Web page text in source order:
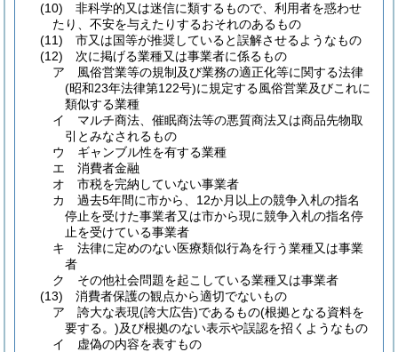
(10)
非科学的又は迷信に類するもので、利用者を惑わせ
たり、不安を与えたりするおそれのあるもの
(11)
市又は国等が推奨していると誤解させるようなもの
(12)
次に掲げる業種又は事業者に係るもの
ア
風俗営業等の規制及び業務の適正化等に関する法律
(昭和23年法律第122号)に規定する風俗営業及びこれに
類似する業種
イ
マルチ商法、催眠商法等の悪質商法又は商品先物取
引とみなされるもの
ウ
ギャンブル性を有する業種
エ
消費者金融
オ
市税を完納していない事業者
カ
過去5年間に市から、12か月以上の競争入札の指名
停止を受けた事業者又は市から現に競争入札の指名停
止を受けている事業者
キ
法律に定めのない医療類似行為を行う業種又は事業
者
ク
その他社会問題を起こしている業種又は事業者
(13)
消費者保護の観点から適切でないもの
ア
誇大な表現(誇大広告)であるもの(根拠となる資料を
要する。)及び根拠のない表示や誤認を招くようなもの
イ
虚偽の内容を表すもの